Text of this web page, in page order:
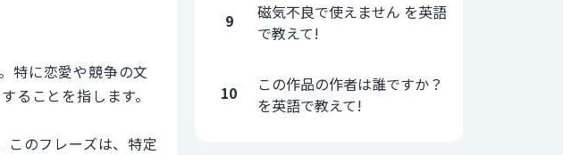
特に恋愛や競争の文
ることを指します。
のフレーズは、特定
9
磁気不良で使えません を英語
で教えて!
10
この作品の作者は誰ですか？
を英語で教えて!